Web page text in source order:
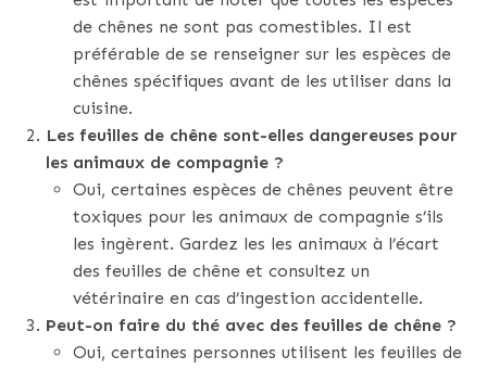
de chênes ne sont pas comestibles. Il est
préférable de se renseigner sur les espèces de
chênes spécifiques avant de les utiliser dans la
cuisine.
Les feuilles de chêne sont-elles dangereuses pour
les animaux de compagnie ?
Oui, certaines espèces de chênes peuvent être
toxiques pour les animaux de compagnie s’ils
les ingèrent. Gardez les les animaux à l’écart
des feuilles de chêne et consultez un
vétérinaire en cas d’ingestion accidentelle.
Peut-on faire du thé avec des feuilles de chêne ?
Oui, certaines personnes utilisent les feuilles de